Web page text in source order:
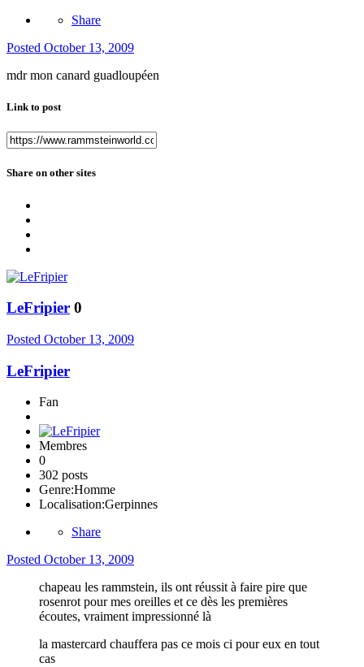
Share
Posted October 13, 2009
mdr mon canard guadloupéen
Link to post
Share on other sites
LeFripier 0
Posted October 13, 2009
LeFripier
Fan
Membres
0
302 posts
Genre:Homme
Localisation:Gerpinnes
Share
Posted October 13, 2009
chapeau les rammstein, ils ont réussit à faire pire que
rosenrot pour mes oreilles et ce dès les premières
écoutes, vraiment impressionné là
la mastercard chauffera pas ce mois ci pour eux en tout
cas